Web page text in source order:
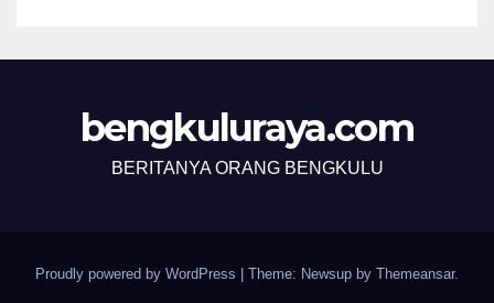
bengkuluraya.com
BERITANYA ORANG BENGKULU
Proudly powered by WordPress | Theme: Newsup by Themeansar.